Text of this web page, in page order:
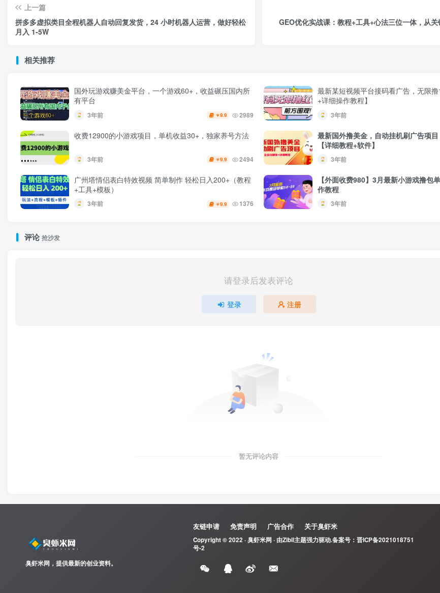
上一篇
拼多多虚拟类目全程机器人自动回复发货，24 小时机器人运营，做好轻松
月入 1-5W
GEO优化实战课：教程+工具+心法三位一体，从
相关推荐
国外玩游戏赚美金平台，一个游戏60+，收益碾压国内所
有平台
3年前 ￥9.9 2989
最新某短视频平台接码看广告，无限
+详细操作教程】
3年前
收费12900的小游戏项目，单机收益30+，独家养号方法
3年前 ￥9.9 2494
最新国外撸美金，自动挂机刷广告项
【详细教程+软件】
3年前
广州塔情侣表白特效视频 简单制作 轻松日入200+（教程
+工具+模板）
3年前 ￥9.9 1376
【外面收费980】3月最新小游戏撸包
作教程
3年前
评论抢沙发
请登录后发表评论
登录 注册
暂无评论内容
臭虾米网，提供最新的创业资料。
友链申请 免责声明 广告合作 关于臭虾米
Copyright © 2022 ·臭虾米网 · 由Zibll主题强力驱动.备案号： 晋ICP备2021018751
号-2